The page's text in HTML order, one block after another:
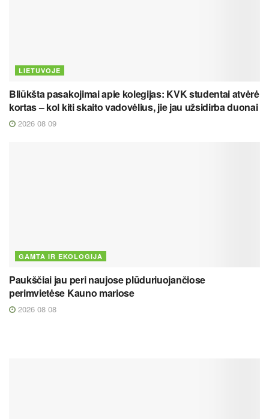
LIETUVOJE
Bliūkšta pasakojimai apie kolegijas: KVK studentai atvėrė
kortas – kol kiti skaito vadovėlius, jie jau užsidirba duonai
2026 08 09
GAMTA IR EKOLOGIJA
Paukščiai jau peri naujose plūduriuojančiose
perimvietėse Kauno mariose
2026 08 08